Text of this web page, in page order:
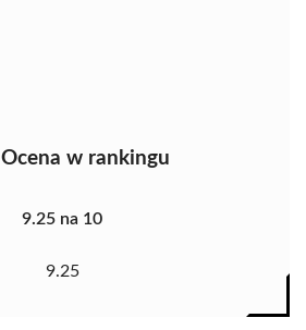
Ocena w rankingu
9.25 na 10
9.25